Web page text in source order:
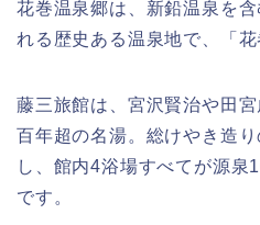
花巻温泉郷は、新鉛温泉を
れる歴史ある温泉地で、「
藤三旅館は、宮沢賢治や田
百年超の名湯。総けやき造
し、館内4浴場すべてが源泉
です。